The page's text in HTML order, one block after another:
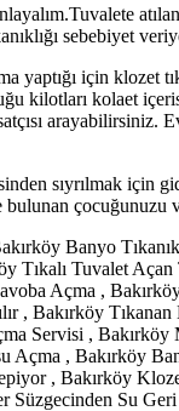
sebebiyet
yaptığı için klozet
kilotları kolaet
arayabilirsiniz.
sıyrılmak için
çocuğunuzu
Banyo
Tuvalet Açan
Açma ,
, Bakırköy
Servisi ,
Açma , Bakırköy
, Bakırköy
Su